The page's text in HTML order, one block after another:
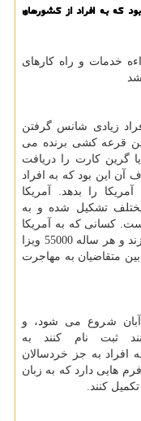
این بود كه به افراد از كشورهای
خدمات و راه کارهای
زیادی شانس گرفتن
قرعه کشی برنده می
گرین کارت را دریافت
و هدف آن این بود که به افراد
را بدهد. آمریکا
تشکیل شده و به
کسانی که به آمریکا
مهاجرت می کنند فرهنگ آمریکا را می سازند و هر ساله 55000 ویزا
بین متقاضیان به مهاجرت
شروع می شود، و
ثبت نام کنند به
به جز خردسالان
هایی دارد که به زبان
کنند.